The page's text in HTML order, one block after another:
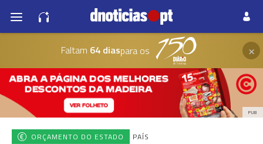
Faltam 64 diaspara os ×
PUB
ORÇAMENTO DO ESTADO PAÍS